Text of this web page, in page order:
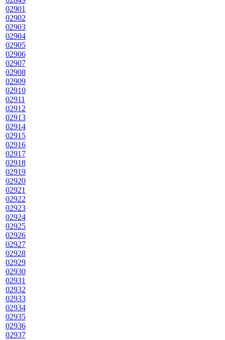
02901
02902
02903
02904
02905
02906
02907
02908
02909
02910
02911
02912
02913
02914
02915
02916
02917
02918
02919
02920
02921
02922
02923
02924
02925
02926
02927
02928
02929
02930
02931
02932
02933
02934
02935
02936
02937